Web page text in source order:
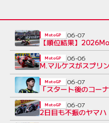
【順位結果】
MotoGP 06-07
M.マルケスがスプリ
MotoGP 06-06
「スタート後のコー
MotoGP 06-07
2日目も不振のヤマ
MotoGP 06-07